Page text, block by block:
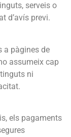
serveis o
d’avís previ.
a pàgines de
assumeix cap
ni
els pagaments